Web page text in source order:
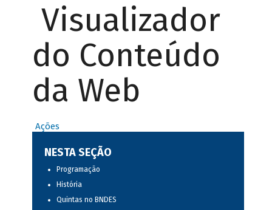
Visualizador
do Conteúdo
da Web
Ações
NESTA SEÇÃO
Programação
História
Quintas no BNDES